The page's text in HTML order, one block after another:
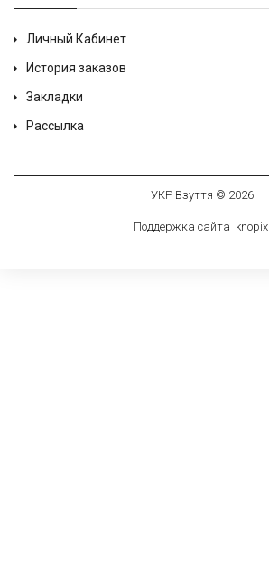
Личный Кабинет
История заказов
Закладки
Рассылка
УКР Взуття © 2026
Поддержка сайта knopix